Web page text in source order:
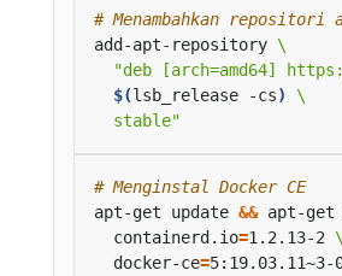
# Menambahkan
add-apt-repository
$(lsb_release -cs)
  stable"
# Menginstal Docker CE
apt-get update && apt-
  containerd.io
=1.2.13-2
  docker-ce
=5:19.03.11~3-